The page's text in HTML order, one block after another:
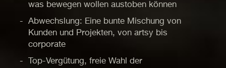
was bewegen wollen austoben können
Abwechslung: Eine bunte Mischung von
Kunden und Projekten, von artsy bis
corporate
Top-Vergütung, freie Wahl der